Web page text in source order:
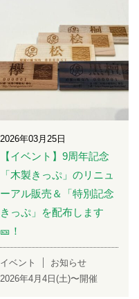
2026年03月25日
【イベント】9周年記念
「木製きっぷ」のリニュ
ーアル販売＆「特別記念
きっぷ」を配布します
🎫！
イベント
お知らせ
2026年4月4日(土)〜開催